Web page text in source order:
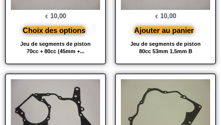
Jeu de segments de piston
70cc + 80cc (45mm +...
€ 10,00
Choix des options
Jeu de segments de piston
80cc 53mm 1.5mm B
€ 10,00
Ajouter au panier